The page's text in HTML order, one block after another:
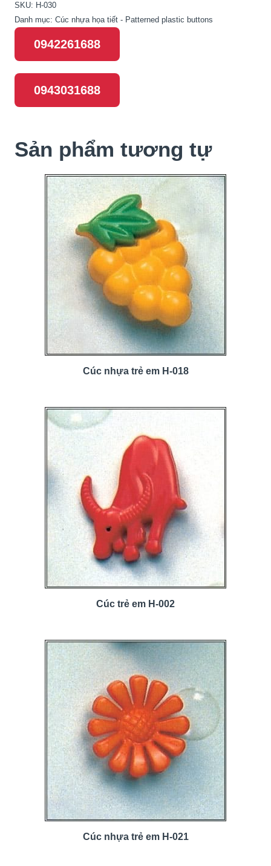
SKU: H-030
Danh mục: Cúc nhựa họa tiết - Patterned plastic buttons
0942261688
0943031688
Sản phẩm tương tự
Cúc nhựa trẻ em H-018
Cúc trẻ em H-002
Cúc nhựa trẻ em H-021